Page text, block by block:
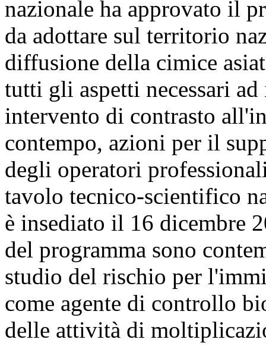
nazionale ha approvato il
da adottare sul territorio
diffusione della cimice
tutti gli aspetti necessari
intervento di contrasto
contempo, azioni per il
degli operatori
tavolo tecnico-scientifico
è insediato il 16 dicembre
del programma sono
studio del rischio per
come agente di controllo
delle attività di